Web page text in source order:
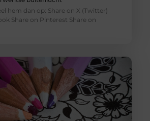
hem dan op: Share on X (Twitter)
Share on Pinterest Share on